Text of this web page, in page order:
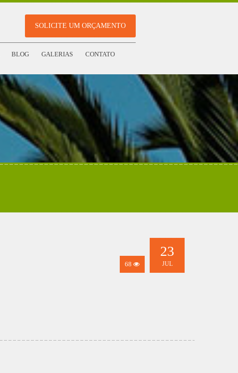
SOLICITE UM ORÇAMENTO
BLOG GALERIAS CONTATO
68
23
JUL